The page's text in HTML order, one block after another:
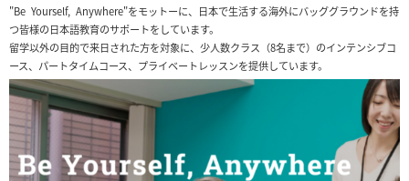
"Be Yourself, Anywhere"をモットーに、日本で生活する海外にバッググラウンドを持
つ皆様の日本語教育のサポートをしています。
留学以外の目的で来日された方を対象に、少人数クラス（8名まで）のインテンシブコ
ース、パートタイムコース、プライベートレッスンを提供しています。